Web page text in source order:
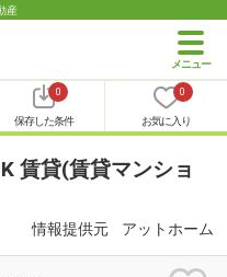
産
0
保存した条件
0
お気に入り
賃貸(賃貸マンショ
情報提供元 アットホーム